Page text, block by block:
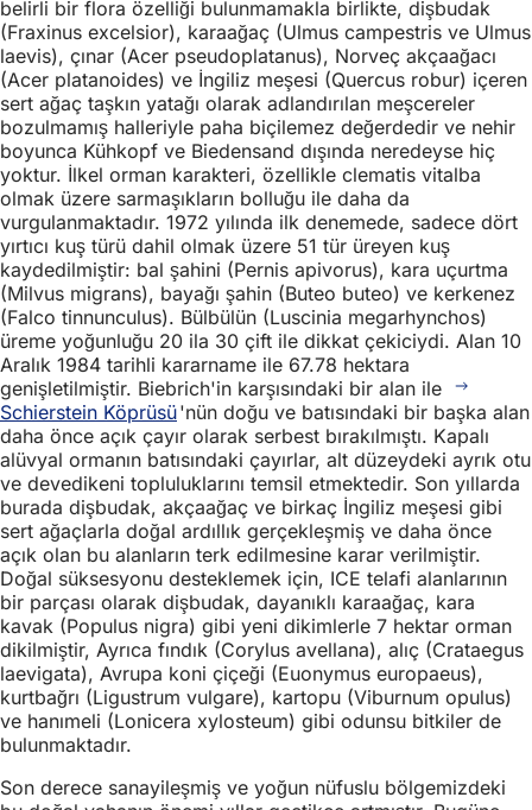
belirli bir flora özelliği bulunmamakla birlikte, dişbudak
(Fraxinus excelsior), karaağaç (Ulmus campestris ve Ulmus
laevis), çınar (Acer pseudoplatanus), Norveç akçaağacı
(Acer platanoides) ve İngiliz meşesi (Quercus robur) içeren
sert ağaç taşkın yatağı olarak adlandırılan meşcereler
bozulmamış halleriyle paha biçilemez değerdedir ve nehir
boyunca Kühkopf ve Biedensand dışında neredeyse hiç
yoktur. İlkel orman karakteri, özellikle clematis vitalba
olmak üzere sarmaşıkların bolluğu ile daha da
vurgulanmaktadır. 1972 yılında ilk denemede, sadece dört
yırtıcı kuş türü dahil olmak üzere 51 tür üreyen kuş
kaydedilmiştir: bal şahini (Pernis apivorus), kara uçurtma
(Milvus migrans), bayağı şahin (Buteo buteo) ve kerkenez
(Falco tinnunculus). Bülbülün (Luscinia megarhynchos)
üreme yoğunluğu 20 ila 30 çift ile dikkat çekiciydi. Alan 10
Aralık 1984 tarihli kararname ile 67.78 hektara
genişletilmiştir. Biebrich'in karşısındaki bir alan ile
Schierstein Köprüsü'nün doğu ve batısındaki bir başka alan
daha önce açık çayır olarak serbest bırakılmıştı. Kapalı
alüvyal ormanın batısındaki çayırlar, alt düzeydeki ayrık otu
ve devedikeni topluluklarını temsil etmektedir. Son yıllarda
burada dişbudak, akçaağaç ve birkaç İngiliz meşesi gibi
sert ağaçlarla doğal ardıllık gerçekleşmiş ve daha önce
açık olan bu alanların terk edilmesine karar verilmiştir.
Doğal süksesyonu desteklemek için, ICE telafi alanlarının
bir parçası olarak dişbudak, dayanıklı karaağaç, kara
kavak (Populus nigra) gibi yeni dikimlerle 7 hektar orman
dikilmiştir, Ayrıca fındık (Corylus avellana), alıç (Crataegus
laevigata), Avrupa koni çiçeği (Euonymus europaeus),
kurtbağrı (Ligustrum vulgare), kartopu (Viburnum opulus)
ve hanımeli (Lonicera xylosteum) gibi odunsu bitkiler de
bulunmaktadır.
Son derece sanayileşmiş ve yoğun nüfuslu bölgemizdeki